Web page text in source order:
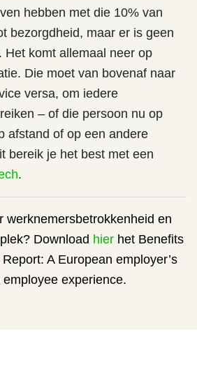
hebben met die 10% van
bezorgdheid, maar er is geen
Het komt allemaal neer op
Die moet van bovenaf naar
versa, om iedere
– of die persoon nu op
afstand of op een andere
bereik je het best met een
.
werknemersbetrokkenheid en
Download hier het Benefits
A European employer’s
employee experience.